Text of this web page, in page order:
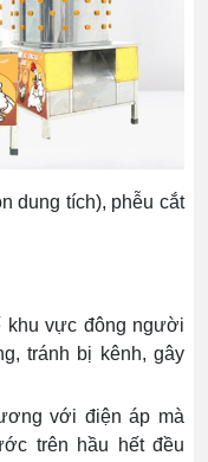
dung tích), phễu cắt
khu vực đông người
tránh bị kênh, gây
với điện áp mà
trên hầu hết đều